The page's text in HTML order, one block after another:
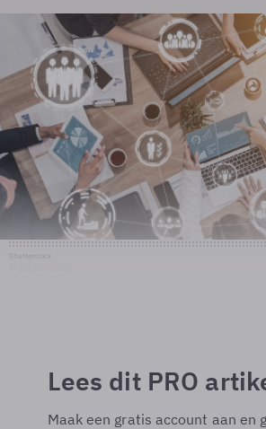
Lees dit PRO
Maak een gratis account aan en